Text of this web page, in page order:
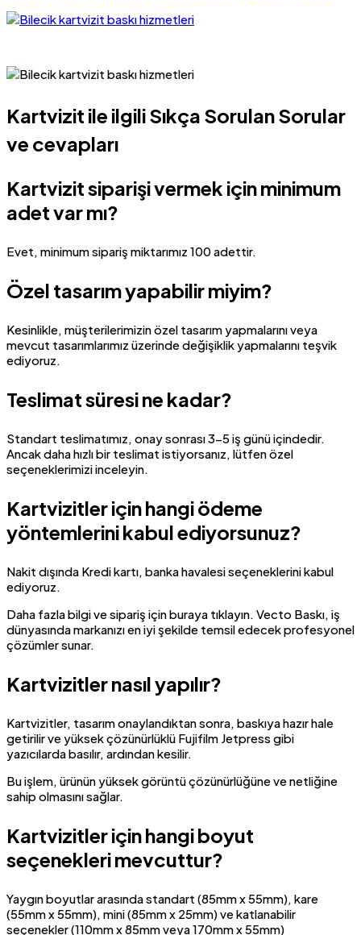
Kartvizit ile ilgili Sıkça Sorulan Sorular
ve cevapları
Kartvizit siparişi vermek için minimum
adet var mı?
Evet, minimum sipariş miktarımız 100 adettir.
Özel tasarım yapabilir miyim?
Kesinlikle, müşterilerimizin özel tasarım yapmalarını veya
mevcut tasarımlarımız üzerinde değişiklik yapmalarını teşvik
ediyoruz.
Teslimat süresi ne kadar?
Standart teslimatımız, onay sonrası 3-5 iş günü içindedir.
Ancak daha hızlı bir teslimat istiyorsanız, lütfen özel
seçeneklerimizi inceleyin.
Kartvizitler için hangi ödeme
yöntemlerini kabul ediyorsunuz?
Nakit dışında Kredi kartı, banka havalesi seçeneklerini kabul
ediyoruz.
Daha fazla bilgi ve sipariş için buraya tıklayın. Vecto Baskı, iş
dünyasında markanızı en iyi şekilde temsil edecek profesyonel
çözümler sunar.
Kartvizitler nasıl yapılır?
Kartvizitler, tasarım onaylandıktan sonra, baskıya hazır hale
getirilir ve yüksek çözünürlüklü Fujifilm Jetpress gibi
yazıcılarda basılır, ardından kesilir.
Bu işlem, ürünün yüksek görüntü çözünürlüğüne ve netliğine
sahip olmasını sağlar.
Kartvizitler için hangi boyut
seçenekleri mevcuttur?
Yaygın boyutlar arasında standart (85mm x 55mm), kare
(55mm x 55mm), mini (85mm x 25mm) ve katlanabilir
seçenekler (110mm x 85mm veya 170mm x 55mm)